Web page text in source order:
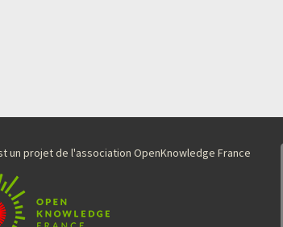
un projet de l'association OpenKnowledge France